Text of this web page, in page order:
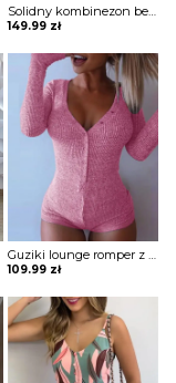
Solidny kombinezon bez rękawów z okrągłym dekoltem Nineke
149.99 zł
Guziki lounge romper z długimi rękawami kombinezon Groa
109.99 zł